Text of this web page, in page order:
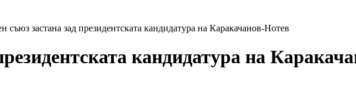
съюз застана зад президентската кандидатура на Каракачанов-Нотев
кандидатура на